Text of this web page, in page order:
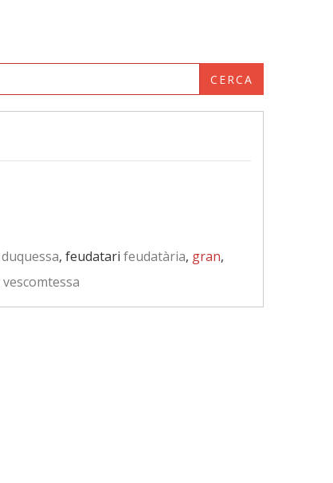
CERCA
duquessa, feudatari feudatària, gran,
vescomtessa